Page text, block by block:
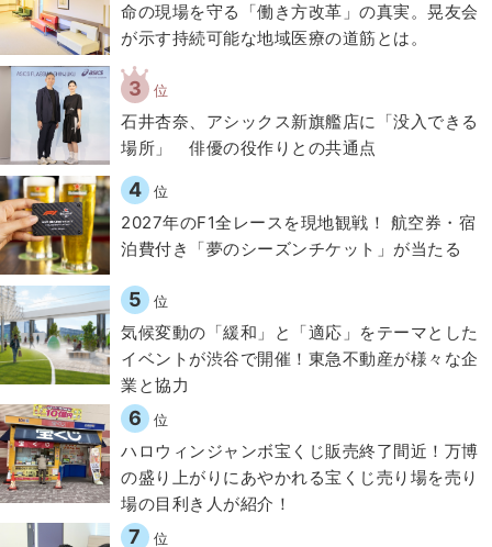
​命の現場を守る「働き方改革」の真実。晃友会
が示す持続可能な地域医療の道筋とは。
3 位
石井杏奈、アシックス新旗艦店に「没入できる
場所」 俳優の役作りとの共通点
4 位
2027年のF1全レースを現地観戦！ 航空券・宿
泊費付き「夢のシーズンチケット」が当たる
5 位
気候変動の「緩和」と「適応」をテーマとした
イベントが渋谷で開催！東急不動産が様々な企
業と協力
6 位
ハロウィンジャンボ宝くじ販売終了間近！万博
の盛り上がりにあやかれる宝くじ売り場を売り
場の目利き人が紹介！
7 位